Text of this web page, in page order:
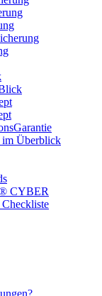
Überblick
CYBER